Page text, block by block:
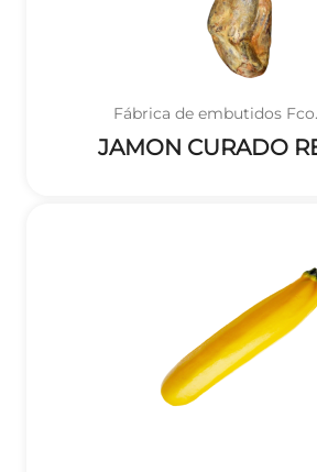
Fábrica de embutidos
JAMON CURADO